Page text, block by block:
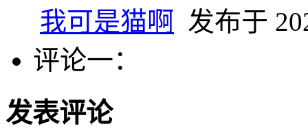
我可是猫啊 发布于
评论一：
发表评论